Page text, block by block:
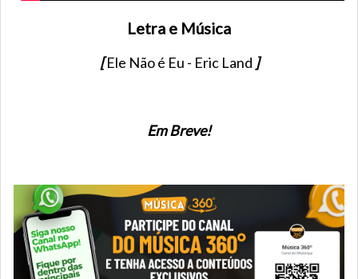
Letra e Música
[Ele Não é Eu - Eric Land ]
Em Breve!